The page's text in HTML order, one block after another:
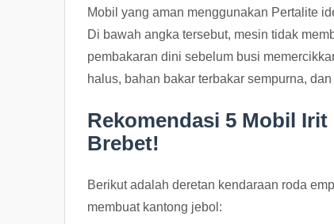
Mobil yang aman menggunakan Pertalite
Di bawah angka tersebut, mesin tidak
pembakaran dini sebelum busi
halus, bahan bakar terbakar sempurna,
Rekomendasi 5 Mobil
Brebet!
Berikut adalah deretan kendaraan roda
membuat kantong jebol: